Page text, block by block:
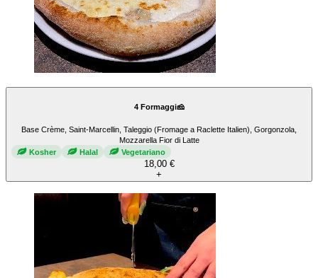
4 Formaggi🧀
Base Crème, Saint-Marcellin, Taleggio (Fromage a Raclette Italien), Gorgonzola,
Mozzarella Fior di Latte
Kosher
Halal Vegetariano
18,00 €
+